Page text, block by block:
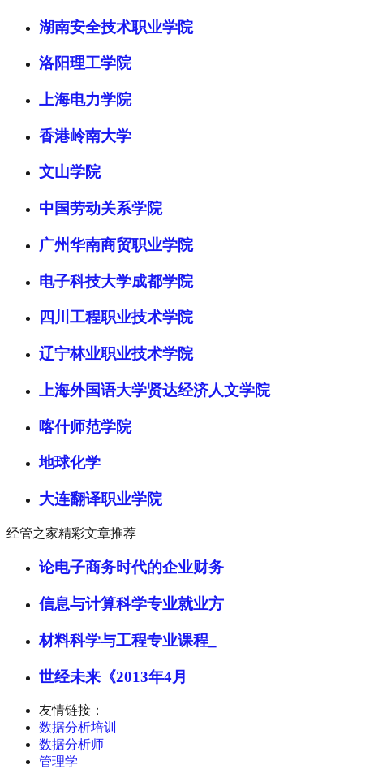
湖南安全技术职业学院
洛阳理工学院
上海电力学院
香港岭南大学
文山学院
中国劳动关系学院
广州华南商贸职业学院
电子科技大学成都学院
四川工程职业技术学院
辽宁林业职业技术学院
上海外国语大学贤达经济人文学院
喀什师范学院
地球化学
大连翻译职业学院
经管之家精彩文章推荐
论电子商务时代的企业财务
信息与计算科学专业就业方
材料科学与工程专业课程_
世经未来《2013年4月
友情链接：
数据分析培训 |
数据分析师|
管理学|